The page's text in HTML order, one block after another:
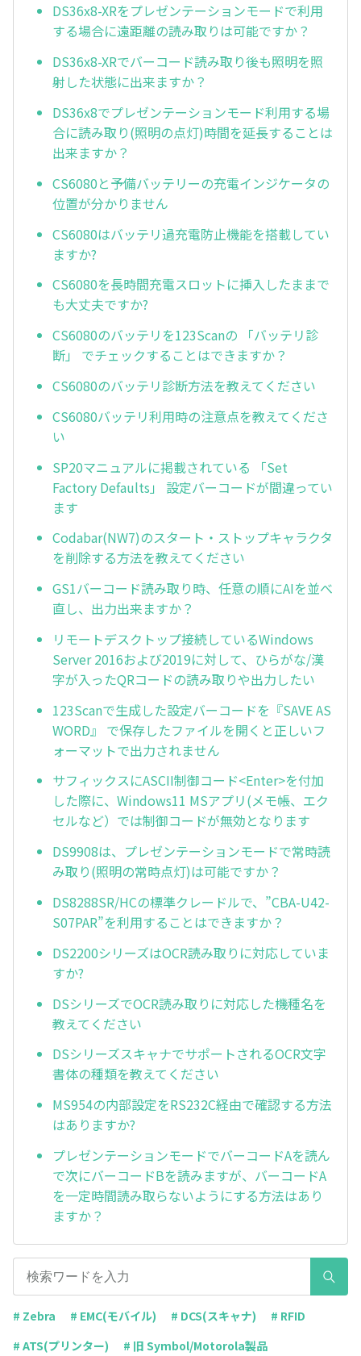
DS36x8-XRをプレゼンテーションモードで利用
する場合に遠距離の読み取りは可能ですか？
DS36x8-XRでバーコード読み取り後も照明を照
射した状態に出来ますか？
DS36x8でプレゼンテーションモード利用する場
合に読み取り(照明の点灯)時間を延長することは
出来ますか？
CS6080と予備バッテリーの充電インジケータの
位置が分かりません
CS6080はバッテリ過充電防止機能を搭載してい
ますか?
CS6080を長時間充電スロットに挿入したままで
も大丈夫ですか?
CS6080のバッテリを123Scanの 「バッテリ診
断」 でチェックすることはできますか？
CS6080のバッテリ診断方法を教えてください
CS6080バッテリ利用時の注意点を教えてくださ
い
SP20マニュアルに掲載されている 「Set
Factory Defaults」 設定バーコードが間違ってい
ます
Codabar(NW7)のスタート・ストップキャラクタ
を削除する方法を教えてください
GS1バーコード読み取り時、任意の順にAIを並べ
直し、出力出来ますか？
リモートデスクトップ接続しているWindows
Server 2016および2019に対して、ひらがな/漢
字が入ったQRコードの読み取りや出力したい
123Scanで生成した設定バーコードを『SAVE AS
WORD』 で保存したファイルを開くと正しいフ
ォーマットで出力されません
サフィックスにASCII制御コード<Enter>を付加
した際に、Windows11 MSアプリ(メモ帳、エク
セルなど）では制御コードが無効となります
DS9908は、プレゼンテーションモードで常時読
み取り(照明の常時点灯)は可能ですか？
DS8288SR/HCの標準クレードルで、”CBA-U42-
S07PAR”を利用することはできますか？
DS2200シリーズはOCR読み取りに対応していま
すか?
DSシリーズでOCR読み取りに対応した機種名を
教えてください
DSシリーズスキャナでサポートされるOCR文字
書体の種類を教えてください
MS954の内部設定をRS232C経由で確認する方法
はありますか?
プレゼンテーションモードでバーコードAを読ん
で次にバーコードBを読みますが、バーコードA
を一定時間読み取らないようにする方法はあり
ますか？
# Zebra # EMC(モバイル) # DCS(スキャナ)
# RFID
# ATS(プリンター)
# 旧 Symbol/Motorola製品